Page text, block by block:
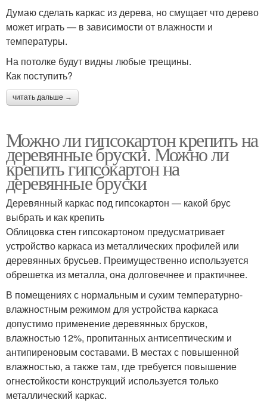
Думаю сделать каркас из дерева, но смущает что дерево
может играть — в зависимости от влажности и
температуры.
На потолке будут видны любые трещины.
Как поступить?
читать дальше →
Можно ли гипсокартон крепить на
деревянные бруски. Можно ли
крепить гипсокартон на
деревянные бруски
Деревянный каркас под гипсокартон — какой брус
выбрать и как крепить
Облицовка стен гипсокартоном предусматривает
устройство каркаса из металлических профилей или
деревянных брусьев. Преимущественно используется
обрешетка из металла, она долговечнее и практичнее.
В помещениях с нормальным и сухим температурно-
влажностным режимом для устройства каркаса
допустимо применение деревянных брусков,
влажностью 12%, пропитанных антисептическим и
антипиреновым составами. В местах с повышенной
влажностью, а также там, где требуется повышение
огнестойкости конструкций используется только
металлический каркас.